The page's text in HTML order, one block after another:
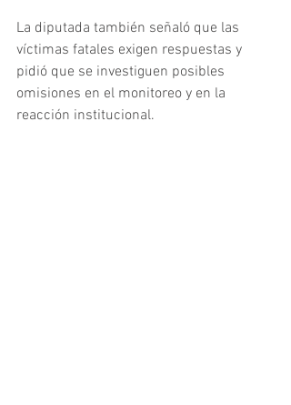
La diputada también señaló que las
víctimas fatales exigen respuestas y
pidió que se investiguen posibles
omisiones en el monitoreo y en la
reacción institucional.